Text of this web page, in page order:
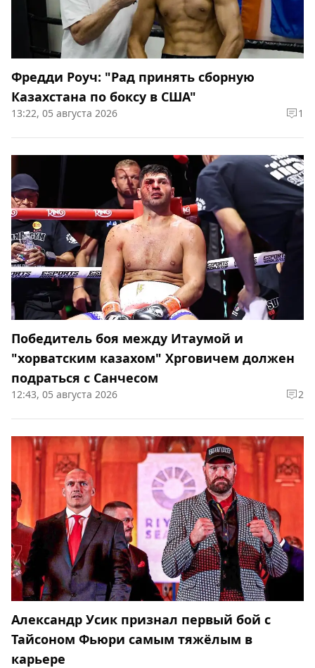
Фредди Роуч: "Рад принять сборную
Казахстана по боксу в США"
13:22, 05 августа 2026 1
Победитель боя между Итаумой и
"хорватским казахом" Хрговичем должен
подраться с Санчесом
12:43, 05 августа 2026 2
Александр Усик признал первый бой с
Тайсоном Фьюри самым тяжёлым в
карьере